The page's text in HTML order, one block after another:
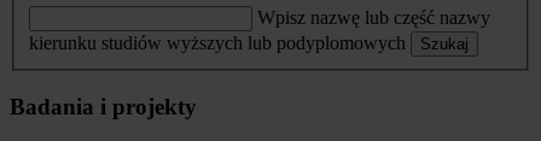
Wpisz nazwę lub część nazwy
kierunku studiów wyższych lub podyplomowych
Szukaj
Badania i projekty